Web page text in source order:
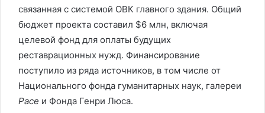
связанная с системой ОВК главного здания. Общий
бюджет проекта составил $6 млн, включая
целевой фонд для оплаты будущих
реставрационных нужд. Финансирование
поступило из ряда источников, в том числе от
Национального фонда гуманитарных наук, галереи
Pace и Фонда Генри Люса.